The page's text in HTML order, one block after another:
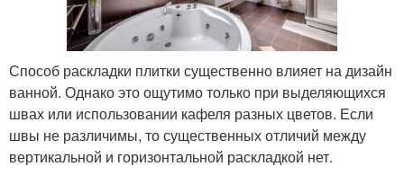
Способ раскладки плитки существенно влияет на дизайн
ванной. Однако это ощутимо только при выделяющихся
швах или использовании кафеля разных цветов. Если
швы не различимы, то существенных отличий между
вертикальной и горизонтальной раскладкой нет.